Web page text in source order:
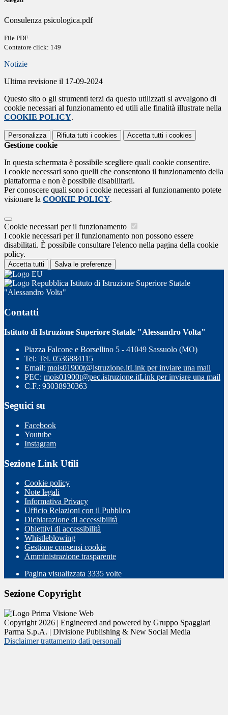
Consulenza psicologica.pdf
File PDF
Contatore click: 149
Notizie
Ultima revisione il 17-09-2024
Questo sito o gli strumenti terzi da questo utilizzati si avvalgono di
cookie necessari al funzionamento ed utili alle finalità illustrate nella
COOKIE POLICY.
Personalizza Rifiuta tutti i cookies Accetta tutti i cookies
Gestione cookie
In questa schermata è possibile scegliere quali cookie consentire.
I cookie necessari sono quelli che consentono il funzionamento della
piattaforma e non è possibile disabilitarli.
Per conoscere quali sono i cookie necessari al funzionamento potete
visionare la COOKIE POLICY.
Cookie necessari per il funzionamento
I cookie necessari per il funzionamento non possono essere
disabilitati. È possibile consultare l'elenco nella pagina della cookie
policy.
Accetta tutti Salva le preferenze
Istituto di Istruzione Superiore Statale
"Alessandro Volta"
Contatti
Istituto di Istruzione Superiore Statale "Alessandro Volta"
Piazza Falcone e Borsellino 5 - 41049 Sassuolo (MO)
Tel: Tel. 0536884115
Email: mois01900t@istruzione.itLink per inviare una mail
PEC: mois01900t@pec.istruzione.itLink per inviare una mail
C.F.: 93038930363
Seguici su
Facebook
Youtube
Instagram
Sezione Link Utili
Cookie policy
Note legali
Informativa Privacy
Ufficio Relazioni con il Pubblico
Dichiarazione di accessibilità
Obiettivi di accessibilità
Whistleblowing
Gestione consensi cookie
Amministrazione trasparente
Pagina visualizzata 3335 volte
Sezione Copyright
Copyright 2026 | Engineered and powered by Gruppo Spaggiari
Parma S.p.A. | Divisione Publishing & New Social Media
Disclaimer trattamento dati personali